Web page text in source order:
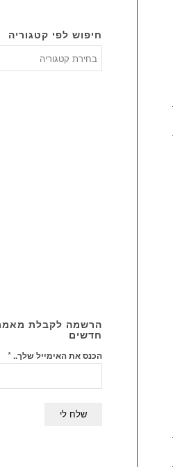
חיפוש לפי קטגוריה
הרשמה לקבלת
חדשים
הכנס את האימייל שלך..*